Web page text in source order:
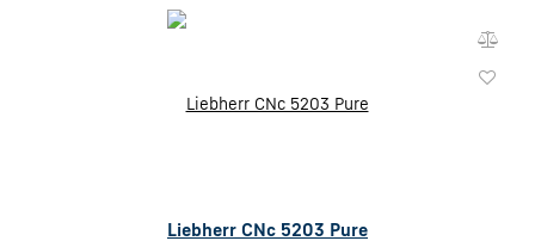
Liebherr CNc 5203 Pure